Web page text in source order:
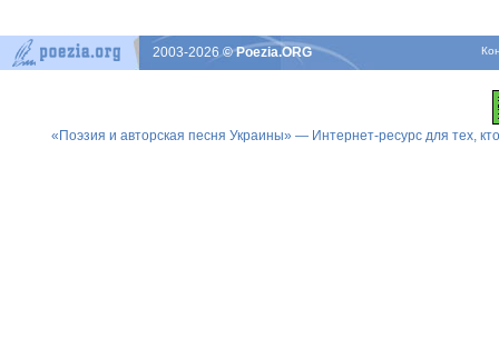
2003-2026© Poezia.ORG
«Поэзия и авторская песня Украины» — Интернет-ресурс для тех,